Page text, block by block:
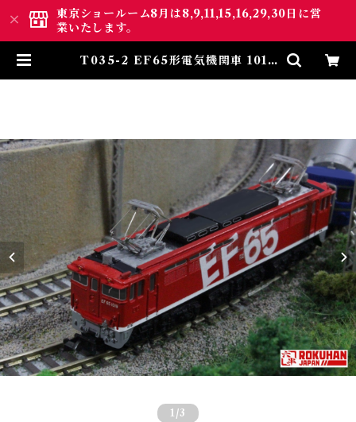
東京ショールーム8月は8,9,11,15,16,29,30日に営
業いたします。
T035-2 EF65形電気機関車 1019
ョーティー
1 /3